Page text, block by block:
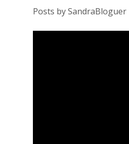
Posts by SandraBloguer